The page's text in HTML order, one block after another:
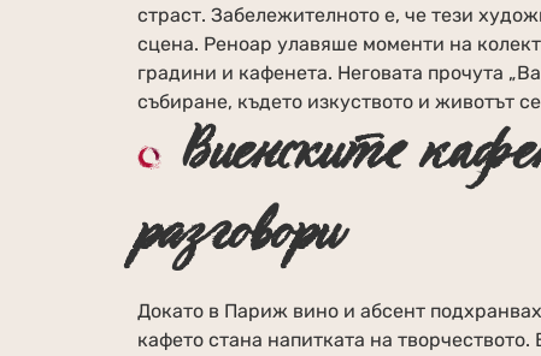
страст. Забележителното е, че тези
сцена. Реноар улавяше моменти на
градини и кафенета. Неговата прочута
събиране, където изкуството и животът
Виенските
разговори
Докато в Париж вино и абсент
кафето стана напитката на